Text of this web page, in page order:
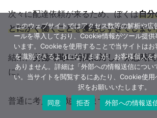
次々に配達依頼が来るため、ぼくは自分
とにかく働くことを優先しすぎてしまい
結果、労働時間11時間に対し、休憩時
に。
普通に考えても短すぎますね…。
このウェブサイトではアクセス数等の解析や広
ールを導入しており、Cookie情報がツール提供
います。Cookieを使用することで当サイトはお
を識別できるようになりますが、お客様個人を
ありません。詳細は「外部への情報送信につい
い。当サイトを閲覧するにあたり、Cookie使用
択をお願いいたします。
同意
拒否 外部への情報送